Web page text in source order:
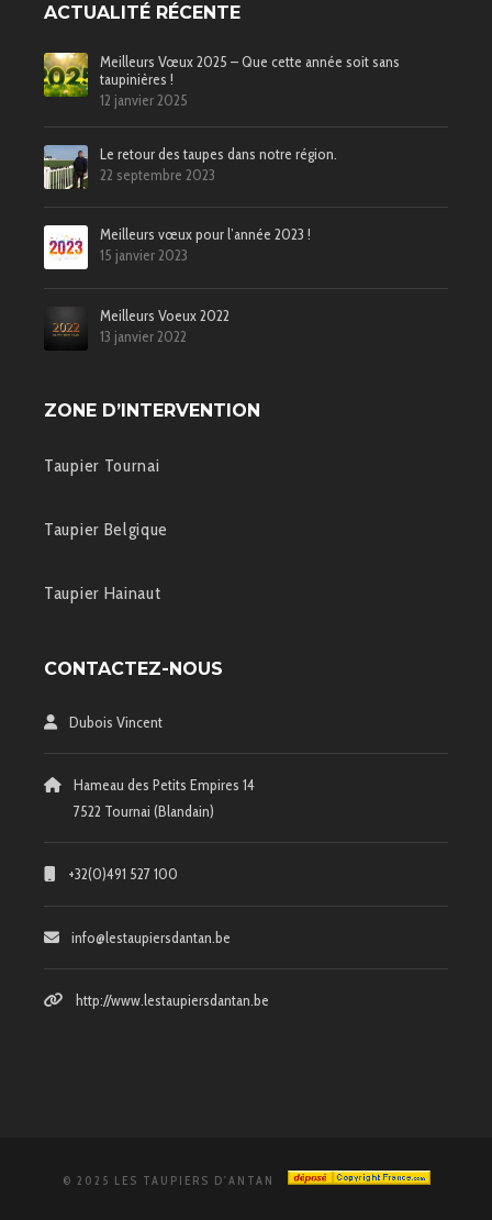
ACTUALITÉ RÉCENTE
Meilleurs Vœux 2025 – Que cette année soit sans
taupinières !
12 janvier 2025
Le retour des taupes dans notre région.
22 septembre 2023
Meilleurs vœux pour l’année 2023 !
15 janvier 2023
Meilleurs Voeux 2022
13 janvier 2022
ZONE D’INTERVENTION
Taupier Tournai
Taupier Belgique
Taupier Hainaut
CONTACTEZ-NOUS
Dubois Vincent
Hameau des Petits Empires 14
7522 Tournai (Blandain)
+32(0)491 527 100
info@lestaupiersdantan.be
http://www.lestaupiersdantan.be
© 2025 LES TAUPIERS D'ANTAN